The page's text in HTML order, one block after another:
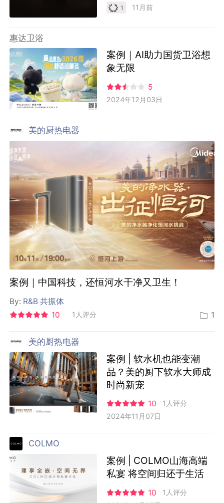
1 11月前
惠达卫浴
案例｜AI助力国货卫浴想
象无限
5
2024年12月03日
美的厨热电器
案例｜中国科技，还恒河水干净又卫生！
By: R&B 共振体
10
1人评分 1
美的厨热电器
案例 | 软水机也能变潮
品？美的厨下软水大师成
时尚新宠
10
1人评分
2024年11月07日
COLMO
案例 | COLMO山海高端
私宴 将空间归还于生活
10
1人评分